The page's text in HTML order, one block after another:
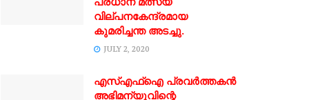
വില്പനകേന്ദ്രമായ
കുമരിച്ചന്ത അടച്ചു.
JULY 2, 2020
എസ്‌എഫ്‌ഐ പ്രവര്‍ത്തകന്‍
അഭിമന്യുവിന്റെ